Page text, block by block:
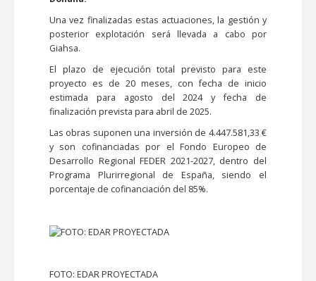
Una vez finalizadas estas actuaciones, la gestión y
posterior explotación será llevada a cabo por
Giahsa.
El plazo de ejecución total previsto para este
proyecto es de 20 meses, con fecha de inicio
estimada para agosto del 2024 y fecha de
finalización prevista para abril de 2025.
Las obras suponen una inversión de 4.447.581,33 €
y son cofinanciadas por el Fondo Europeo de
Desarrollo Regional FEDER 2021-2027, dentro del
Programa Plurirregional de España, siendo el
porcentaje de cofinanciación del 85%.
FOTO: EDAR PROYECTADA